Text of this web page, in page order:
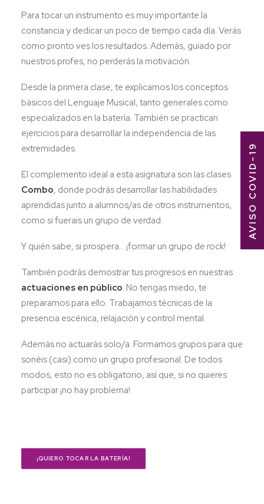
Para tocar un instrumento es muy importante la
constancia y dedicar un poco de tiempo cada día. Verás
como pronto ves los resultados. Además, guiado por
nuestros profes, no perderás la motivación.
Desde la primera clase, te explicamos los conceptos
básicos del Lenguaje Musical, tanto generales como
especializados en la batería. También se practican
ejercicios para desarrollar la independencia de las
extremidades.
El complemento ideal a esta asignatura son las clases
Combo, donde podrás desarrollar las habilidades
aprendidas junto a alumnos/as de otros instrumentos,
como si fuerais un grupo de verdad.
Y quién sabe, si prospera… ¡formar un grupo de rock!
También podrás demostrar tus progresos en nuestras
actuaciones en público. No tengas miedo, te
preparamos para ello. Trabajamos técnicas de la
presencia escénica, relajación y control mental.
Además no actuarás solo/a. Formamos grupos para que
sonéis (casi) como un grupo profesional. De todos
modos, esto no es obligatorio, así que, si no quieres
participar ¡no hay problema!.
¡QUIERO TOCAR LA BATERÍA!
AVISO COVID-19